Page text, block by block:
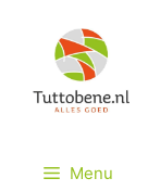
inhoud
Menu